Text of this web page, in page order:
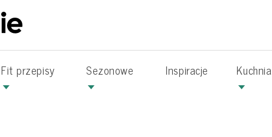
Fit przepisy Sezonowe Inspiracje Kuchnia